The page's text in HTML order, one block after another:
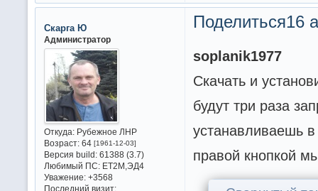
Поделиться16
Скарга Ю
Администратор
Откуда:Рубежное ЛНР
Возраст:64 [1961-12-03]
Версия build:61388 (3.7)
Любимый ПС:ET2M,ЭД4
Уважение: +3568
Последний визит:
soplanik1977
Скачать и
будут три раза
устанавливаешь
правой кнопкой